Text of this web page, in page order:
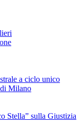
a ciclo unico
Milano
Stella” sulla Giustizia